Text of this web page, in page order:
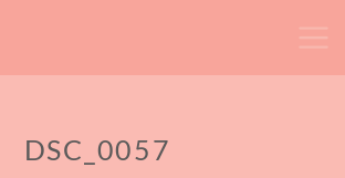
DSC_0057